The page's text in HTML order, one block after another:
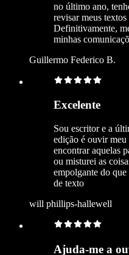
no último ano,
revisar meus
Definitivamente,
minhas
Guillermo Federico B.
Excelente
Sou escritor e a
edição é ouvir
encontrar aquelas
ou misturei as
empolgante do
de texto
will phillips-hallewell
Ajuda-me a